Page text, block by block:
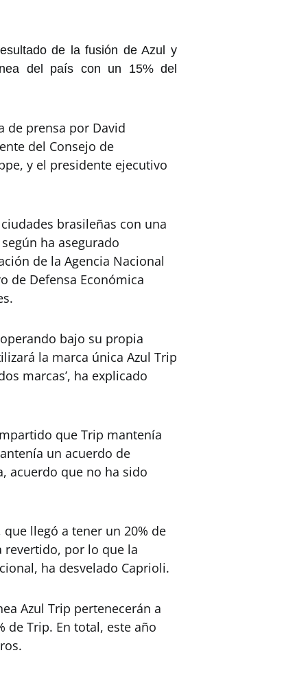
de la fusión de Azul y
del país con un 15% del
de prensa por David
del Consejo de
y el presidente ejecutivo
brasileñas con una
ha asegurado
de la Agencia Nacional
de Defensa Económica
bajo su propia
la marca única Azul Trip
marcas’, ha explicado
que Trip mantenía
un acuerdo de
acuerdo que no ha sido
llegó a tener un 20% de
revertido, por lo que la
ha desvelado Caprioli.
Azul Trip pertenecerán a
de Trip. En total, este año